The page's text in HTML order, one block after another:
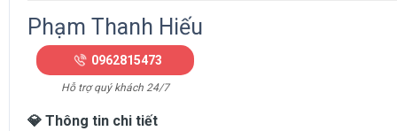
Phạm Thanh Hiếu
0962815473
Hỗ trợ quý khách 24/7
💎Thông tin chi tiết